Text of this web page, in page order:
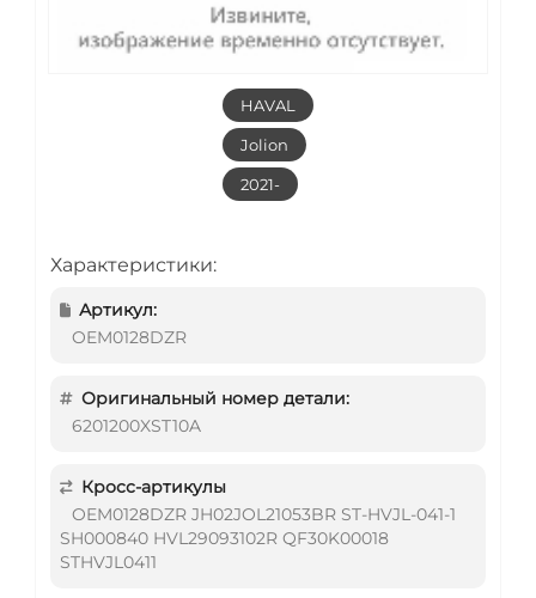
HAVAL
Jolion
2021-
Характеристики:
Артикул:
OEM0128DZR
Оригинальный номер детали:
6201200XST10A
Кросс-артикулы
OEM0128DZR JH02JOL21053BR ST-HVJL-041-1
SH000840 HVL29093102R QF30K00018
STHVJL0411